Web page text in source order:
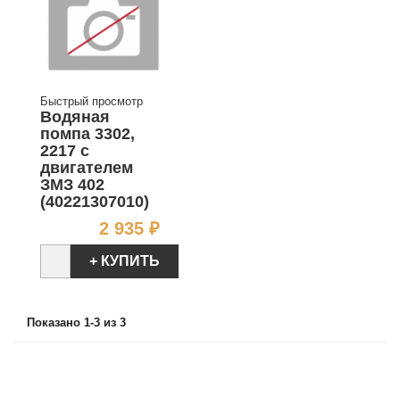
Быстрый просмотр
Водяная
помпа 3302,
2217 с
двигателем
ЗМЗ 402
(40221307010)
2 935 ₽Цена
+ КУПИТЬ
Показано 1-3 из 3